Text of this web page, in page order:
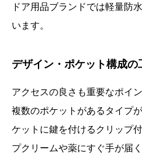
ドア用品ブランドでは軽量防
います。
デザイン・ポケット構成の
アクセスの良さも重要なポイ
複数のポケットがあるタイプ
ケットに鍵を付けるクリップ
プクリームや薬にすぐ手が届